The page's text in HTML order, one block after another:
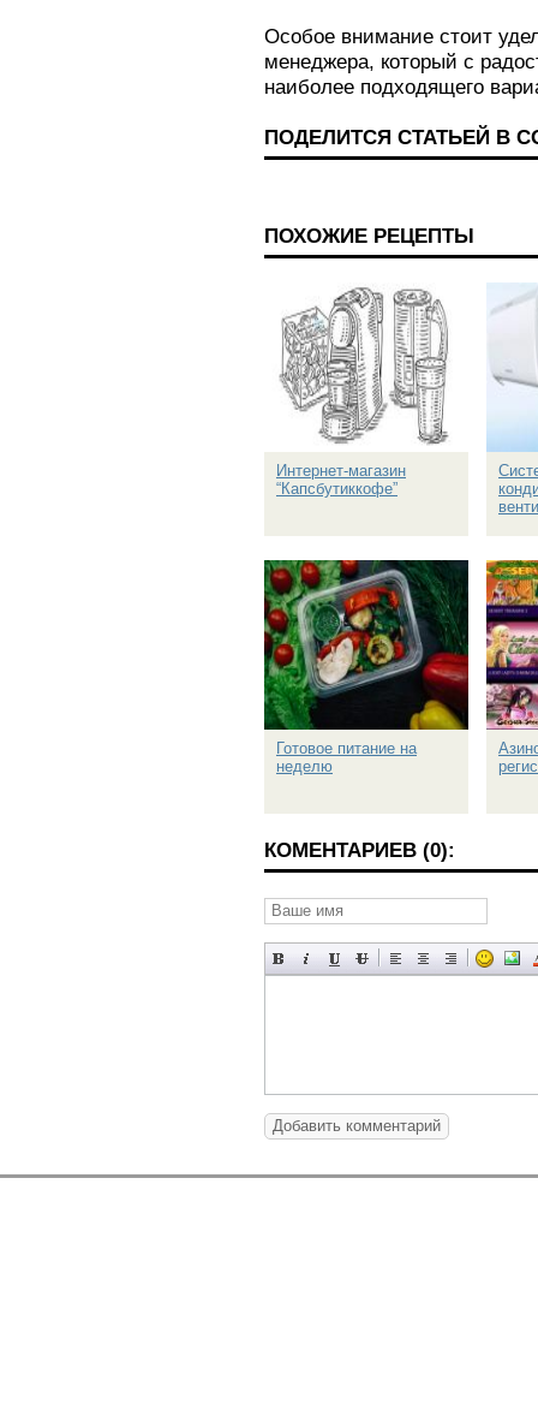
Особое внимание стоит
менеджера, который с
наиболее подходящего
ПОДЕЛИТСЯ СТАТЬЕЙ В
ПОХОЖИЕ РЕЦЕПТЫ
Интернет-магазин
“Капсбутиккофе”
Готовое питание на
неделю
КОМЕНТАРИЕВ (0):
Добавить комментарий